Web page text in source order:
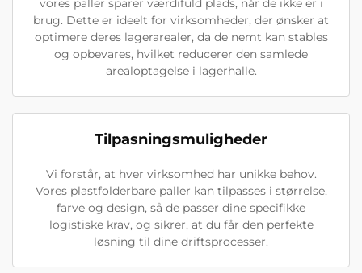
vores paller sparer værdifuld plads, når de ikke er i
brug. Dette er ideelt for virksomheder, der ønsker at
optimere deres lagerarealer, da de nemt kan stables
og opbevares, hvilket reducerer den samlede
arealoptagelse i lagerhalle.
Tilpasningsmuligheder
Vi forstår, at hver virksomhed har unikke behov.
Vores plastfolderbare paller kan tilpasses i størrelse,
farve og design, så de passer dine specifikke
logistiske krav, og sikrer, at du får den perfekte
løsning til dine driftsprocesser.